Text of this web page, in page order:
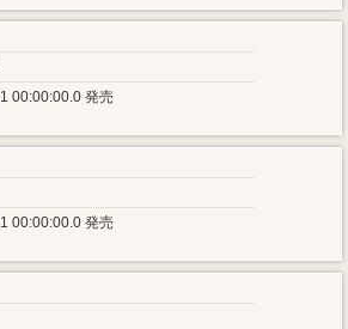
00:00:00.0 発売
00:00:00.0 発売